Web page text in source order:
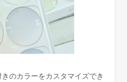
のカラーをカスタマイズでき